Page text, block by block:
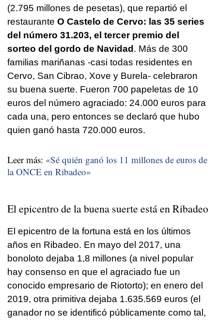
(2.795 millones de pesetas), que repartió el
restaurante O Castelo de Cervo: las 35 series
del número 31.203, el tercer premio del
sorteo del gordo de Navidad. Más de 300
familias mariñanas -casi todas residentes en
Cervo, San Cibrao, Xove y Burela- celebraron
su buena suerte. Fueron 700 papeletas de 10
euros del número agraciado: 24.000 euros para
cada una, pero entonces se declaró que hubo
quien ganó hasta 720.000 euros.
Leer más: «Sé quién ganó los 11 millones de euros de
la ONCE en Ribadeo»
El epicentro de la buena suerte está en Ribadeo
El epicentro de la fortuna está en los últimos
años en Ribadeo. En mayo del 2017, una
bonoloto dejaba 1,8 millones (a nivel popular
hay consenso en que el agraciado fue un
conocido empresario de Riotorto); en enero del
2019, otra primitiva dejaba 1.635.569 euros (el
ganador no se identificó públicamente como tal,